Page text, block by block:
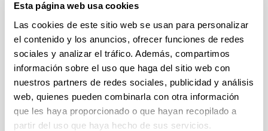
Esta página web usa cookies
Las cookies de este sitio web se usan para personalizar
el contenido y los anuncios, ofrecer funciones de redes
sociales y analizar el tráfico. Además, compartimos
información sobre el uso que haga del sitio web con
nuestros partners de redes sociales, publicidad y análisis
web, quienes pueden combinarla con otra información
que les haya proporcionado o que hayan recopilado a
partir del uso que haya hecho de sus servicios.